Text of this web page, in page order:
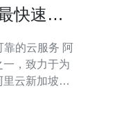
快速、
的云服务 阿
，致力于为
云新加坡
阿里云